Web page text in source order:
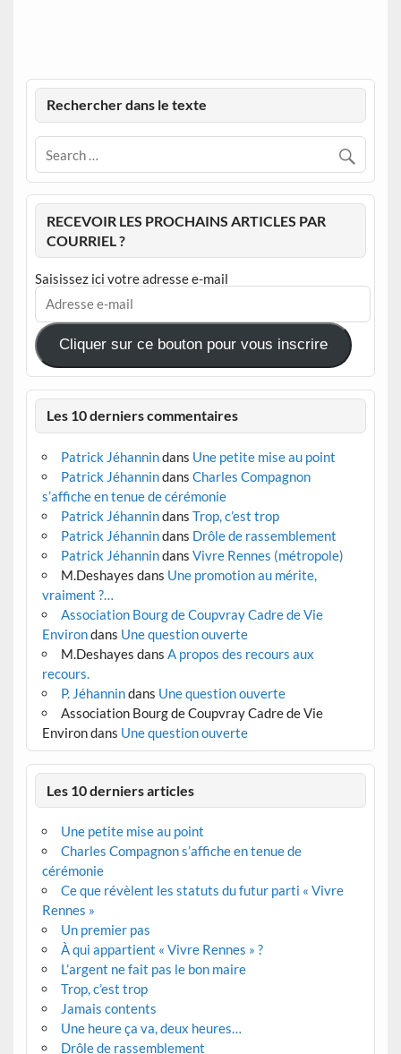
Rechercher dans le texte
RECEVOIR LES PROCHAINS ARTICLES PAR
COURRIEL ?
Saisissez ici votre adresse e-mail
Adresse
mail
Cliquer sur ce bouton pour vous inscrire
Les 10 derniers commentaires
Patrick Jéhannindans Une petite mise au point
Patrick Jéhannindans Charles Compagnon
s’affiche en tenue de cérémonie
Patrick Jéhannindans Trop, c’est trop
Patrick Jéhannindans Drôle de rassemblement
Patrick Jéhannindans Vivre Rennes (métropole)
M.Deshayes dans Une promotion au mérite,
vraiment ?…
Association Bourg de Coupvray Cadre de Vie
Environdans Une question ouverte
M.Deshayes dans A propos des recours aux
recours.
P. Jéhannindans Une question ouverte
Association Bourg de Coupvray Cadre de Vie
Environdans Une question ouverte
Les 10 derniers articles
Une petite mise au point
Charles Compagnon s’affiche en tenue de
cérémonie
Ce que révèlent les statuts du futur parti « Vivre
Rennes »
Un premier pas
À qui appartient « Vivre Rennes » ?
L’argent ne fait pas le bon maire
Trop, c’est trop
Jamais contents
Une heure ça va, deux heures…
Drôle de rassemblement